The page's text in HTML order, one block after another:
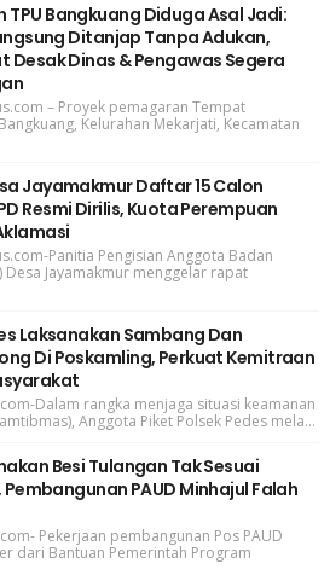
TPU Bangkuang Diduga Asal Jadi:
Ditanjap Tanpa Adukan,
Desak Dinas & Pengawas Segera
– Proyek pemagaran Tempat
Kelurahan Mekarjati, Kecamatan
Jayamakmur Daftar 15 Calon
Resmi Dirilis, Kuota Perempuan
Panitia Pengisian Anggota Badan
Desa Jayamakmur menggelar rapat
Laksanakan Sambang Dan
Di Poskamling, Perkuat Kemitraan
Dalam rangka menjaga situasi keamanan
Anggota Piket Polsek Pedes mela...
Besi Tulangan Tak Sesuai
PAUD Minhajul Falah
Pekerjaan pembangunan Pos PAUD
dari Bantuan Pemerintah Program